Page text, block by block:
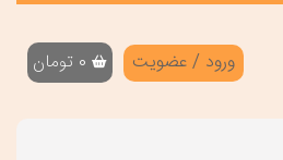
ورود / عضویت 0 تومان